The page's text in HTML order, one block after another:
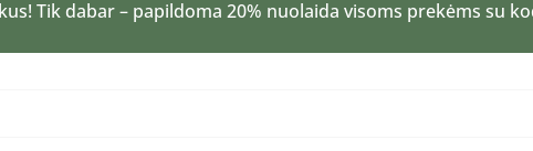
Tik dabar – papildoma 20% nuolaida visoms prekėms su